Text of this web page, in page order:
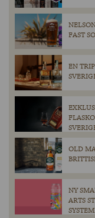
FAST
EN
OLD
NY
ARTS